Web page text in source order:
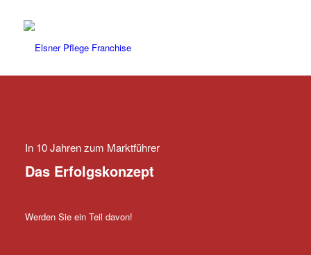
In 10 Jahren zum Marktführer
Das Erfolgskonzept
Werden Sie ein Teil davon!